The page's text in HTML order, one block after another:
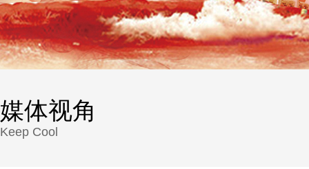
媒体视角
Keep Cool